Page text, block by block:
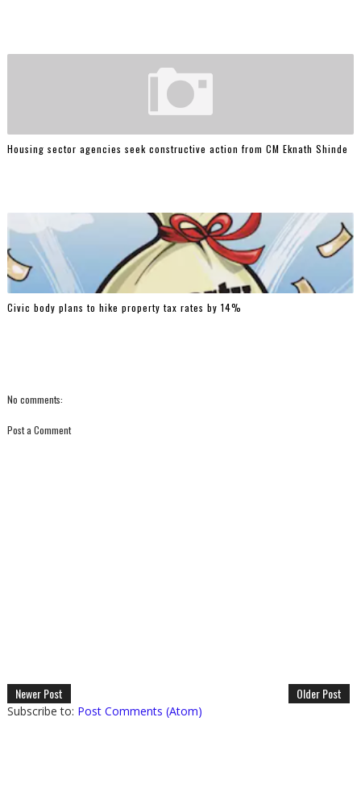
Housing sector agencies seek constructive action from CM Eknath Shinde
Civic body plans to hike property tax rates by 14%
No comments:
Post a Comment
Newer Post Older Post
Subscribe to: Post Comments (Atom)